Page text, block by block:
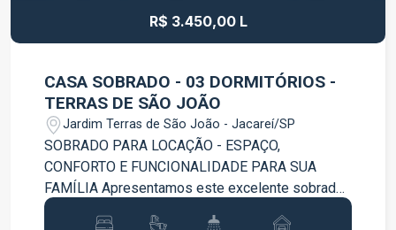
e venha conhecer de perto todos os detalhes
desta excelente oportunidade!
R$ 3.450,00 L
CASA SOBRADO - 03 DORMITÓRIOS -
TERRAS DE SÃO JOÃO
Jardim Terras de São João - Jacareí/SP
SOBRADO PARA LOCAÇÃO - ESPAÇO,
CONFORTO E FUNCIONALIDADE PARA SUA
FAMÍLIA Apresentamos este excelente sobrado,
projetado para oferecer conforto, praticidade e